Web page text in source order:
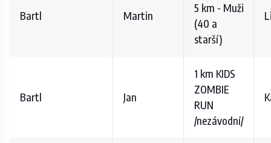
Bartl Martin
5 km - Muži
(40 a
starší)
Bartl Jan
1 km KIDS
ZOMBIE
RUN
/nezávodní/